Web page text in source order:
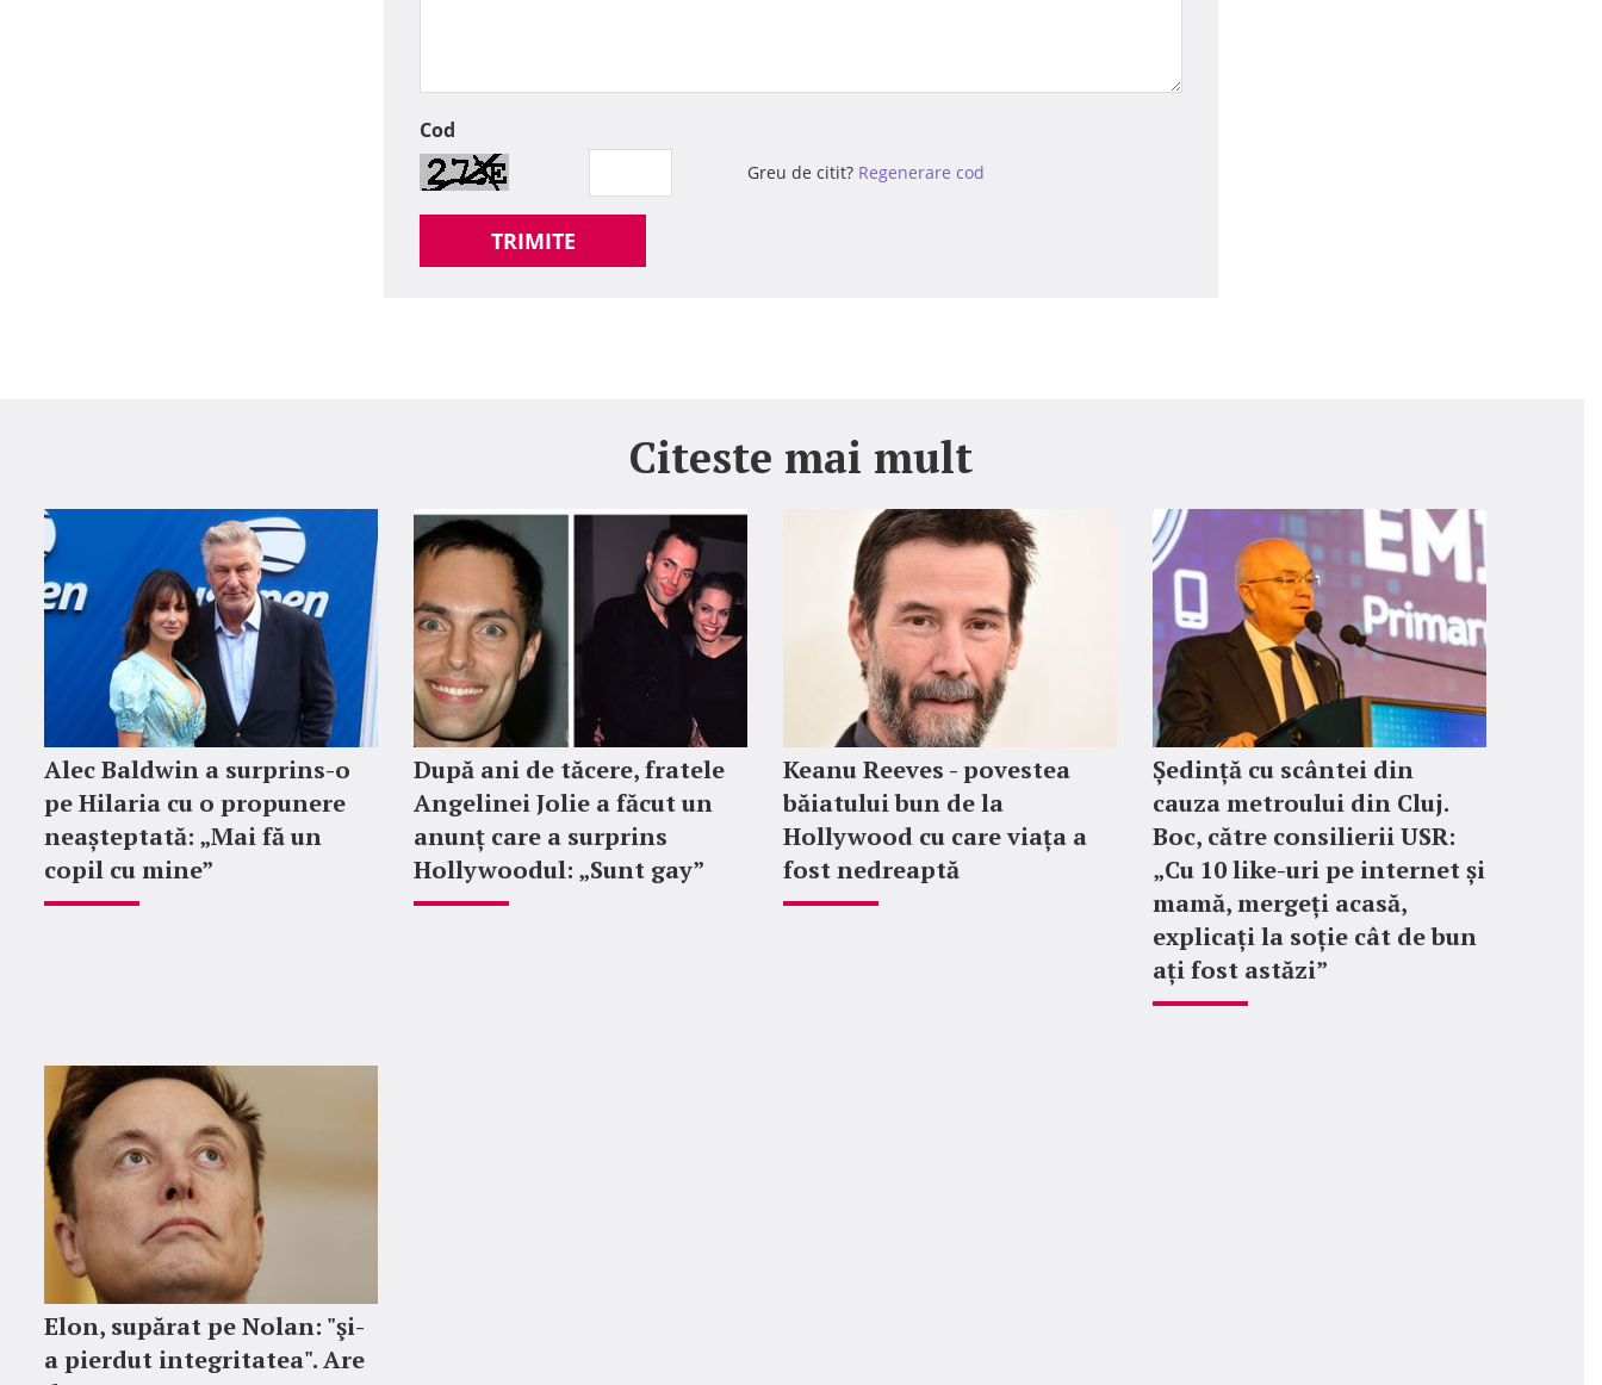
Cod
Greu de citit? Regenerare cod
TRIMITE
Citeste mai mult
Alec Baldwin a surprins-o
pe Hilaria cu o propunere
neașteptată: „Mai fă un
copil cu mine”
După ani de tăcere, fratele
Angelinei Jolie a făcut un
anunț care a surprins
Hollywoodul: „Sunt gay”
Keanu Reeves - povestea
băiatului bun de la
Hollywood cu care viața a
fost nedreaptă
Ședință cu scântei din
cauza metroului din Cluj.
Boc, către consilierii USR:
„Cu 10 like-uri pe internet și
mamă, mergeți acasă,
explicați la soție cât de bun
ați fost astăzi”
Elon, supărat pe Nolan: "şi-
a pierdut integritatea". Are